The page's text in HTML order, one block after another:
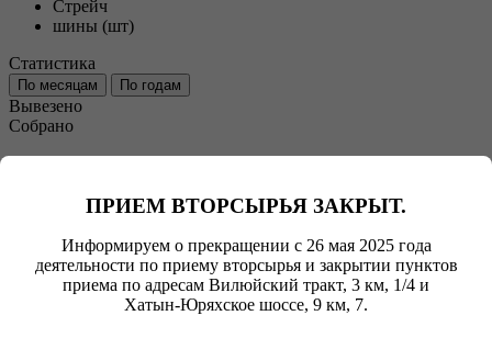
ПРИЕМ ВТОРСЫРЬЯ ЗАКРЫТ.
Информируем о прекращении с 26 мая 2025 года
деятельности по приему вторсырья и закрытии пунктов
приема по адресам Вилюйский тракт, 3 км, 1/4 и
Хатын-Юряхское шоссе, 9 км, 7.
Стрейч
шины (шт)
Статистика
По месяцам По годам
Вывезено
Собрано
Отчет по передачи батареек на утилизацию 8 августа 2019
Скачать
Отчет по передачи батареек на утилизацию 1 октября 2019